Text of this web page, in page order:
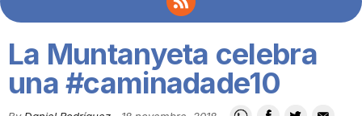
La Muntanyeta celebra
una #caminadade10